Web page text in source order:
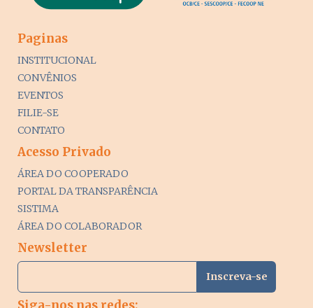
Paginas
INSTITUCIONAL
CONVÊNIOS
EVENTOS
FILIE-SE
CONTATO
Acesso Privado
ÁREA DO COOPERADO
PORTAL DA TRANSPARÊNCIA
SISTIMA
ÁREA DO COLABORADOR
Newsletter